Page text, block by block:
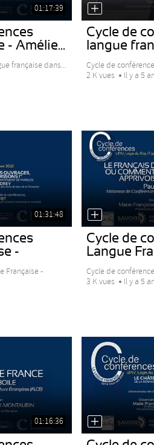
01:17:39
- Amélie...
française dans...
Cycle de
langue
Cycle de
2 K vues
Il y a 5
01:31:48
-
Française -
Cycle de
Langue
Cycle de
3 K vues
Il y a 5
01:16:36